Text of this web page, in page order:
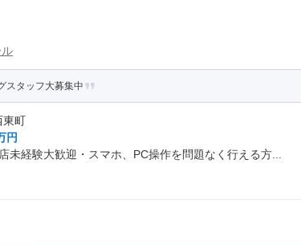
スタッフ大募集中
東町
円
未経験大歓迎・スマホ、PC操作を問題なく行える方...